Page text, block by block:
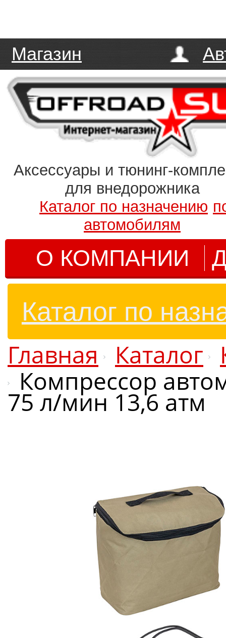
Магазин
Аксессуары и тюнинг-
для внедорожника
Каталог по назначению
автомобилям
О КОМПАНИИ
Каталог по
Главная Каталог
Компрессор
75 л/мин 13,6 атм